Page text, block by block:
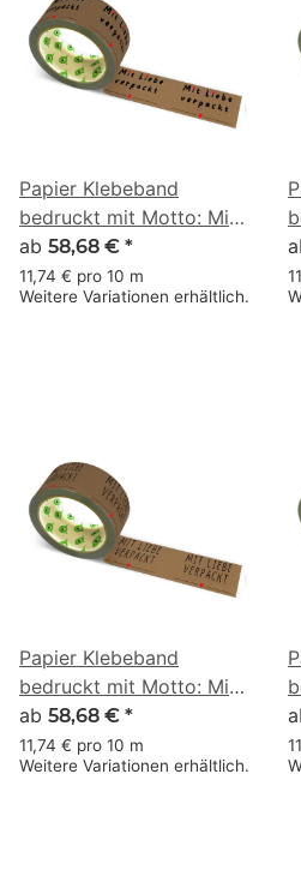
Papier Klebeband
bedruckt mit Motto: Mit
Liebe verpackt & Herz -
50 m braun
ab 58,68 € *
11,74 € pro 10 m
Weitere Variationen erhältlich.
Papier Klebeband
bedruckt mit Motto: Mit
Liebe verpackt & Herz
002 - 50 m braun
ab 58,68 € *
11,74 € pro 10 m
Weitere Variationen erhältlich.